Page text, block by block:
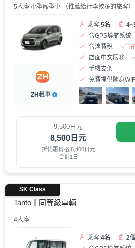
5人座 小型廂型車 （推薦給行李較多的旅客）
ZH租車
乘客5名
含GPS導航系統
含消費稅
店面中文服務
手機支架
免費提供隨身
9,500日元
8,500日元
折优惠价格 8,400日元
合計1日
Tanto┃同等級車輛
SK Class
4人座
乘客4名 2個